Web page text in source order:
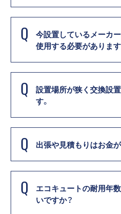
Q
今設置しているメーカ
使用する必要がありま
Q
設置場所が狭く交換設
す。
Q 出張や見積もりはお金
Q
エコキュートの耐用年数
いですか？